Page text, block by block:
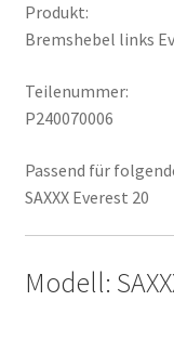
Produkt:
Bremshebel links
Teilenummer:
P240070006
Passend für
SAXXX Everest 20
Modell: